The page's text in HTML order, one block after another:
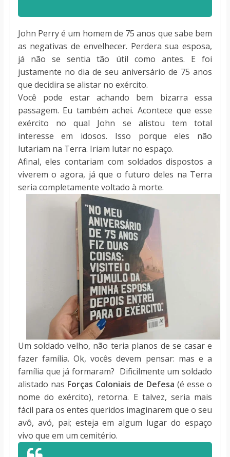
John Perry é um homem de 75 anos que sabe bem
as negativas de envelhecer. Perdera sua esposa,
já não se sentia tão útil como antes. E foi
justamente no dia de seu aniversário de 75 anos
que decidira se alistar no exército.
Você pode estar achando bem bizarra essa
passagem. Eu também achei. Acontece que esse
exército no qual John se alistou tem total
interesse em idosos. Isso porque eles não
lutariam na Terra. Iriam lutar no espaço.
Afinal, eles contariam com soldados dispostos a
viverem o agora, já que o futuro deles na Terra
seria completamente voltado à morte.
Um soldado velho, não teria planos de se casar e
fazer família. Ok, vocês devem pensar: mas e a
família que já formaram? Dificilmente um soldado
alistado nas Forças Coloniais de Defesa (é esse o
nome do exército), retorna. E talvez, seria mais
fácil para os entes queridos imaginarem que o seu
avô, avó, pai; esteja em algum lugar do espaço
vivo que em um cemitério.